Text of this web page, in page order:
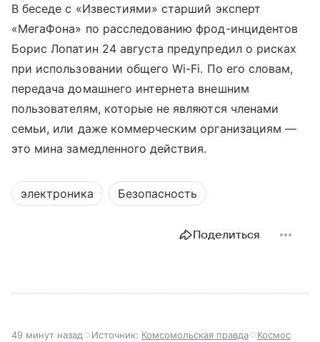
В беседе с «Известиями» старший эксперт
«МегаФона» по расследованию фрод-инцидентов
Борис Лопатин 24 августа предупредил о рисках
при использовании общего Wi-Fi. По его словам,
передача домашнего интернета внешним
пользователям, которые не являются членами
семьи, или даже коммерческим организациям —
это мина замедленного действия.
электроника Безопасность
Поделиться
49 минут назад Источник: Комсомольская правда Космос